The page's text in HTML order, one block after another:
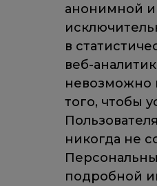
анонимной и
в
веб-
невозможно
того, чтобы
никогда не
подробной